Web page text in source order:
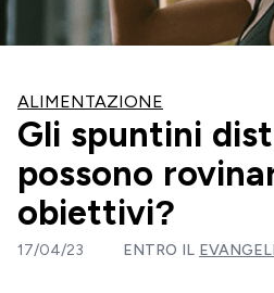
ALIMENTAZIONE
Gli spuntini
possono
obiettivi?
17/04/23 ENTRO IL